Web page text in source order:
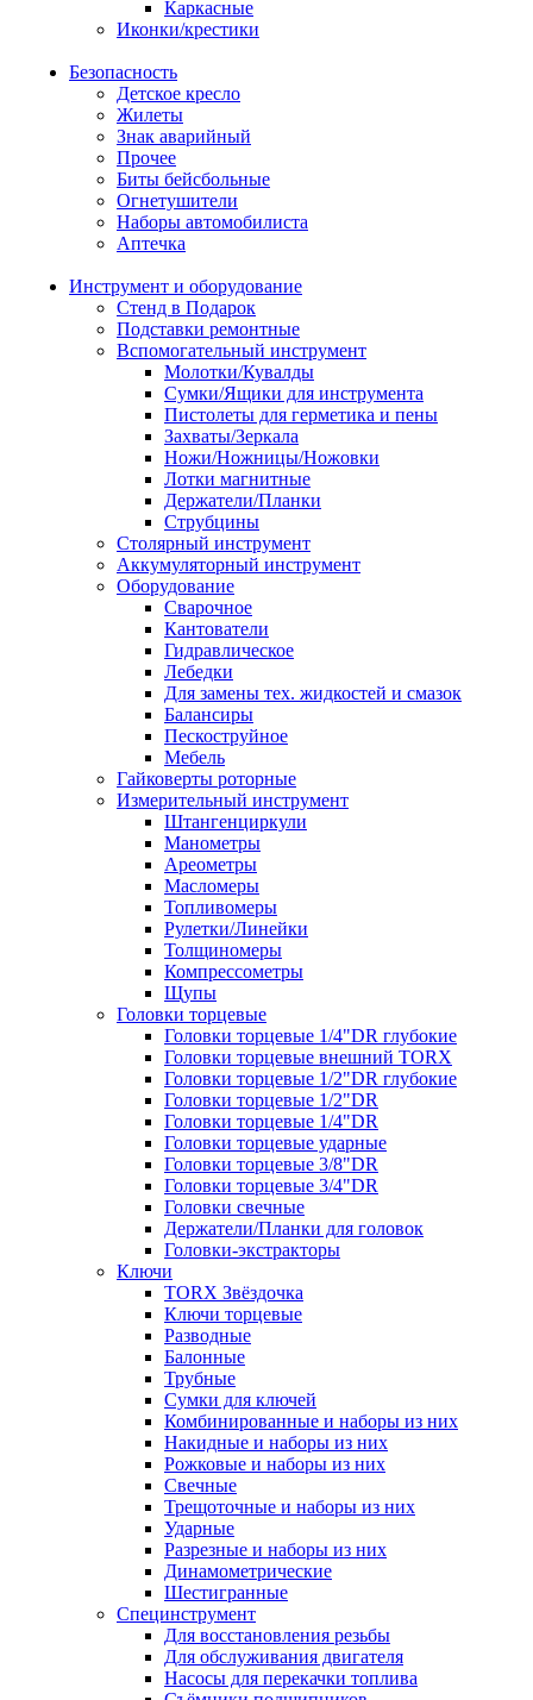
Каркасные
Иконки/крестики
Безопасность
Детское кресло
Жилеты
Знак аварийный
Прочее
Биты бейсбольные
Огнетушители
Наборы автомобилиста
Аптечка
Инструмент и оборудование
Стенд в Подарок
Подставки ремонтные
Вспомогательный инструмент
Молотки/Кувалды
Сумки/Ящики для инструмента
Пистолеты для герметика и пены
Захваты/Зеркала
Ножи/Ножницы/Ножовки
Лотки магнитные
Держатели/Планки
Струбцины
Столярный инструмент
Аккумуляторный инструмент
Оборудование
Сварочное
Кантователи
Гидравлическое
Лебедки
Для замены тех. жидкостей и смазок
Балансиры
Пескоструйное
Мебель
Гайковерты роторные
Измерительный инструмент
Штангенциркули
Манометры
Ареометры
Масломеры
Топливомеры
Рулетки/Линейки
Толщиномеры
Компрессометры
Щупы
Головки торцевые
Головки торцевые 1/4"DR глубокие
Головки торцевые внешний TORX
Головки торцевые 1/2"DR глубокие
Головки торцевые 1/2"DR
Головки торцевые 1/4"DR
Головки торцевые ударные
Головки торцевые 3/8"DR
Головки торцевые 3/4"DR
Головки свечные
Держатели/Планки для головок
Головки-экстракторы
Ключи
TORX Звёздочка
Ключи торцевые
Разводные
Балонные
Трубные
Сумки для ключей
Комбинированные и наборы из них
Накидные и наборы из них
Рожковые и наборы из них
Свечные
Трещоточные и наборы из них
Ударные
Разрезные и наборы из них
Динамометрические
Шестигранные
Специнструмент
Для восстановления резьбы
Для обслуживания двигателя
Насосы для перекачки топлива